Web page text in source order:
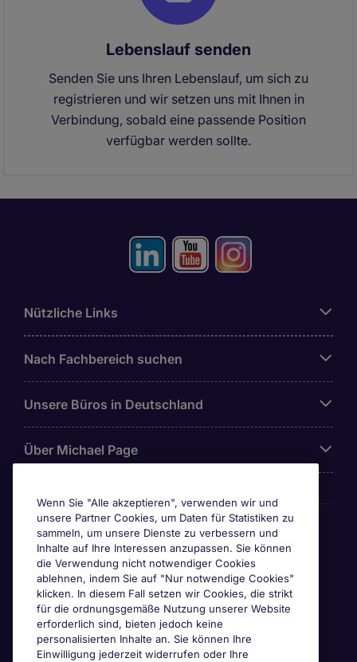
Lebenslauf senden
Senden Sie uns Ihren Lebenslauf, um sich zu
registrieren und wir setzen uns mit Ihnen in
Verbindung, sobald eine passende Position
verfügbar werden sollte.
Nützliche Links
Nach Fachbereich suchen
Unsere Büros in Deutschland
Über Michael Page
Awards & Zertifizierungen
Wenn Sie "Alle akzeptieren", verwenden wir und
unsere Partner Cookies, um Daten für Statistiken zu
sammeln, um unsere Dienste zu verbessern und
Inhalte auf Ihre Interessen anzupassen. Sie können
die Verwendung nicht notwendiger Cookies
ablehnen, indem Sie auf "Nur notwendige Cookies"
klicken. In diesem Fall setzen wir Cookies, die strikt
für die ordnungsgemäße Nutzung unserer Website
erforderlich sind, bieten jedoch keine
personalisierten Inhalte an. Sie können Ihre
Einwilligung jederzeit widerrufen oder Ihre